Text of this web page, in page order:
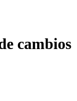
cambios